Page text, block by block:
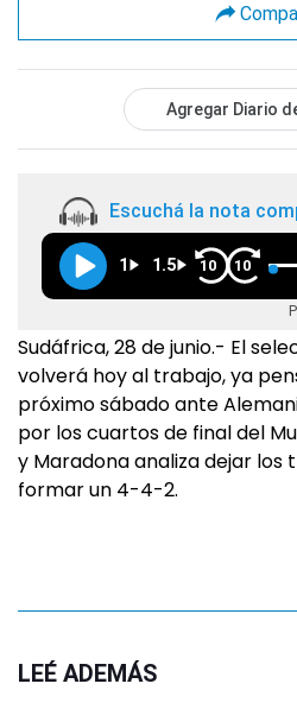
Agregar Diario
Escuchá la nota
1 1.5 10 10
Sudáfrica, 28 de junio.- El
volverá hoy al trabajo, ya
próximo sábado ante
por los cuartos de final del
y Maradona analiza dejar
formar un 4-4-2.
LEÉ ADEMÁS